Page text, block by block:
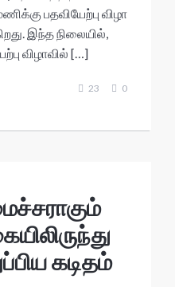
ds e
பதவியேற்பு விழா
இந்த நிலையில்,
விழாவில் […]
23 0
கடிதம்